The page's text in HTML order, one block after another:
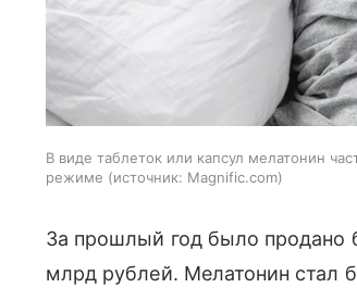
В виде таблеток или капсул мелатонин
режиме
источник: Magnific.com
За прошлый год было продано
млрд рублей. Мелатонин стал